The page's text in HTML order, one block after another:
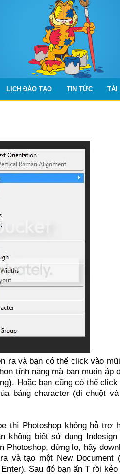
LỊCH ĐÀO TẠO TIN TỨC TÀI
ra và bạn có thể click vào
tính năng mà bạn muốn áp
Hoặc bạn cũng có thể click
bảng character (di chuột
thì Photoshop không hỗ trợ
không biết sử dụng Indesign
Photoshop, đừng lo, hãy
và tạo một New Document
Sau đó bạn ấn T rồi kéo